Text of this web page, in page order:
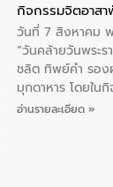
กิจกรรมจิตอาส
วันที่ 7 สิงหาคม พ
“วันคล้ายวันพระ
ชลิต ทิพย์คำ รอง
มุกดาหาร โดยใน
พระบรมราชินีนา
อ่านรายละเอียด »